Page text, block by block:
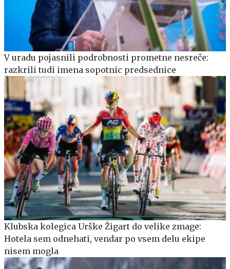
V uradu pojasnili podrobnosti prometne nesreče:
razkrili tudi imena sopotnic predsednice
Klubska kolegica Urške Žigart do velike zmage:
Hotela sem odnehati, vendar po vsem delu ekipe
nisem mogla